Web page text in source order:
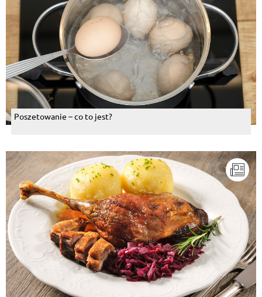
Poszetowanie – co to jest?